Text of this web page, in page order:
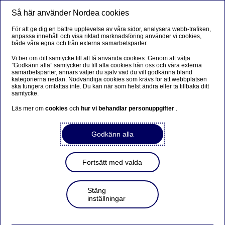
Privat
Frågor och svar om sparande
och investeringar
Vanliga frågor om ISK
Spara till barn – GåvoSpar
Framtidskapital
Så här använder Nordea cookies
För att ge dig en bättre upplevelse av våra sidor, analysera webb-trafiken,
anpassa innehåll och visa riktad marknadsföring använder vi cookies,
både våra egna och från externa samarbetsparter.
Vi ber om ditt samtycke till att få använda cookies. Genom att välja
”Godkänn alla” samtycker du till alla cookies från oss och våra externa
samarbetsparter, annars väljer du själv vad du vill godkänna bland
kategorierna nedan. Nödvändiga cookies som krävs för att webbplatsen
ska fungera omfattas inte. Du kan när som helst ändra eller ta tillbaka ditt
samtycke.
Läs mer omcookiesoch hur vi behandlar personuppgifter .
Godkänn alla
Fortsätt med valda
Stäng
inställningar